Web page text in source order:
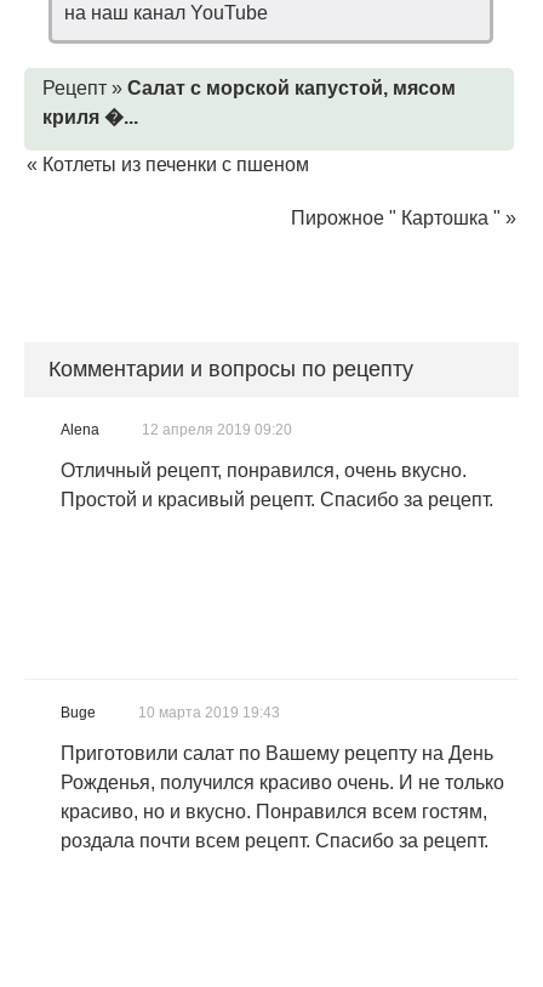
на наш канал YouTube
Рецепт » Салат с морской капустой, мясом
криля �...
« Котлеты из печенки с пшеном
Пирожное " Картошка " »
Комментарии и вопросы по рецепту
Alena 12 апреля 2019 09:20
Отличный рецепт, понравился, очень вкусно.
Простой и красивый рецепт. Спасибо за рецепт.
Buge 10 марта 2019 19:43
Приготовили салат по Вашему рецепту на День
Рожденья, получился красиво очень. И не только
красиво, но и вкусно. Понравился всем гостям,
роздала почти всем рецепт. Спасибо за рецепт.